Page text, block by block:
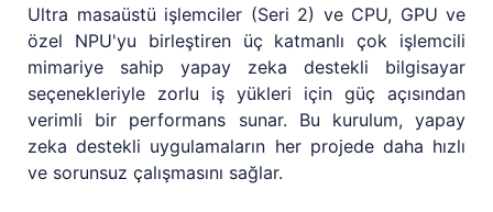
Ultra masaüstü işlemciler (Seri 2) ve CPU, GPU ve
özel NPU'yu birleştiren üç katmanlı çok işlemcili
mimariye sahip yapay zeka destekli bilgisayar
seçenekleriyle zorlu iş yükleri için güç açısından
verimli bir performans sunar. Bu kurulum, yapay
zeka destekli uygulamaların her projede daha hızlı
ve sorunsuz çalışmasını sağlar.